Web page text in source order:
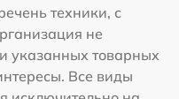
техники, с
не
указанных товарных
Все виды